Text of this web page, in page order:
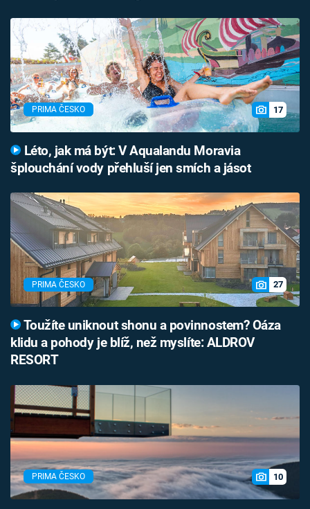
PRIMA ČESKO 17
Léto, jak má být: V Aqualandu Moravia
šplouchání vody přehluší jen smích a jásot
PRIMA ČESKO 27
Toužíte uniknout shonu a povinnostem? Oáza
klidu a pohody je blíž, než myslíte: ALDROV
RESORT
PRIMA ČESKO 10